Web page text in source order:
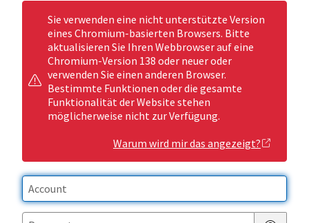
Sie verwenden eine nicht unterstützte Version
eines Chromium-basierten Browsers. Bitte
aktualisieren Sie Ihren Webbrowser auf eine
Chromium-Version 138 oder neuer oder
verwenden Sie einen anderen Browser.
Bestimmte Funktionen oder die gesamte
Funktionalität der Website stehen
möglicherweise nicht zur Verfügung.
Warum wird mir das angezeigt?